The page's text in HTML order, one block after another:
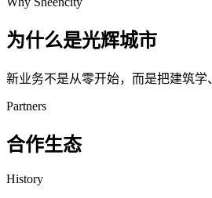
为什么是光辉城市
新业务不是从零开始，而是把建筑
Partners
合作生态
History